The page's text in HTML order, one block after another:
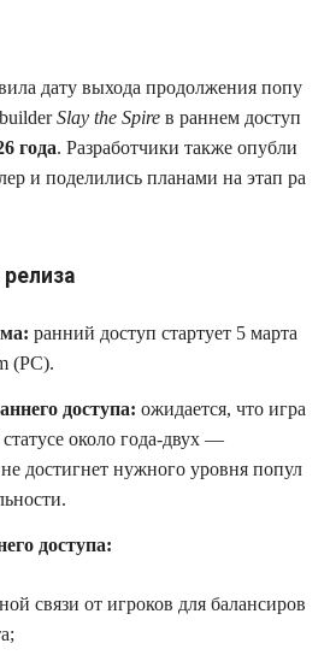
дату выхода продолжения попу
Slay the Spire в раннем доступ
года. Разработчики также опубли
и поделились планами на этап ра
ранний доступ стартует 5 марта
(PC).
доступа: ожидается, что игра
около года‑двух —
достигнет нужного уровня попул
доступа:
связи от игроков для балансиров